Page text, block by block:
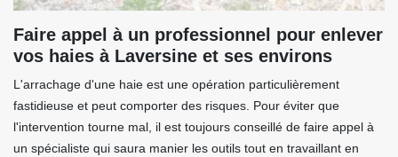
Faire appel à un professionnel pour enlever
vos haies à Laversine et ses environs
L'arrachage d'une haie est une opération particulièrement
fastidieuse et peut comporter des risques. Pour éviter que
l'intervention tourne mal, il est toujours conseillé de faire appel à
un spécialiste qui saura manier les outils tout en travaillant en